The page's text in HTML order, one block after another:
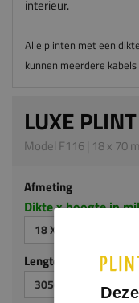
interieur.
Alle plinten met een
kunnen meerdere
LUXE PLINT
Model F116 | 18 x 70
Afmeting
Dikte x hoogte in
18 X 70 MM
Lengte (mm)
3050